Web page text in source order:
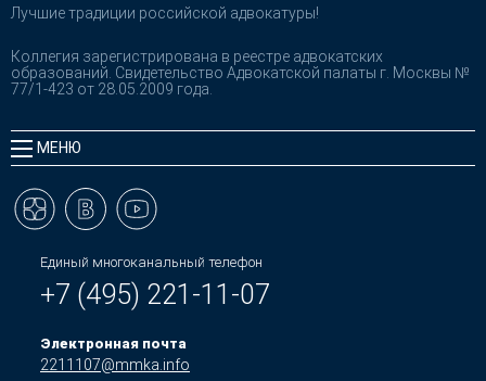
Лучшие традиции российской адвокатуры!
Коллегия зарегистрирована в реестре адвокатских
образований. Свидетельство Адвокатской палаты г. Москвы №
77/1-423 от 28.05.2009 года.
МЕНЮ
Единый многоканальный телефон
+7 (495) 221-11-07
Электронная почта
2211107@mmka.info